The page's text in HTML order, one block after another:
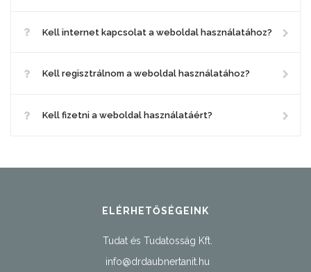
Kell internet kapcsolat a weboldal használatához?
Kell regisztrálnom a weboldal használatához?
Kell fizetni a weboldal használatáért?
ELÉRHETŐSÉGEINK
Tudat és Tudatosság Kft.
info@drdaubnertanit.hu